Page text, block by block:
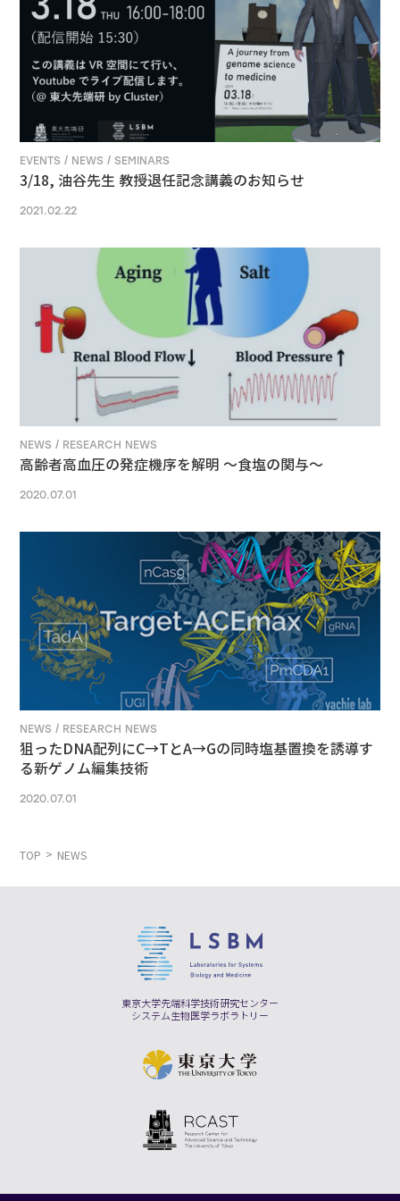
EVENTS / NEWS / SEMINARS
3/18, 油谷先生 教授退任記念講義のお知らせ
2021.02.22
NEWS / RESEARCH NEWS
高齢者高血圧の発症機序を解明 ～食塩の関与～
2020.07.01
NEWS / RESEARCH NEWS
狙ったDNA配列にC→TとA→Gの同時塩基置換を誘導す
る新ゲノム編集技術
2020.07.01
TOP NEWS
東京大学先端科学技術研究センター
システム生物医学ラボラトリー